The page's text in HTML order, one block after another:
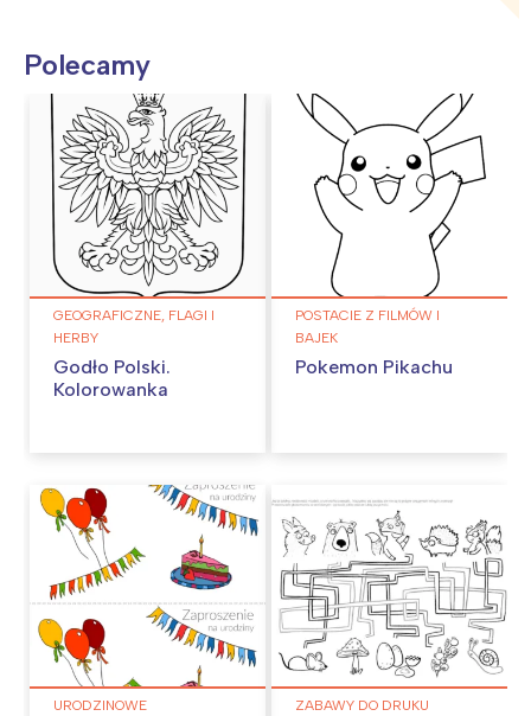
Polecamy
GEOGRAFICZNE, FLAGI I
HERBY
Godło Polski.
Kolorowanka
POSTACIE Z FILMÓW I
BAJEK
Pokemon Pikachu
URODZINOWE ZABAWY DO DRUKU